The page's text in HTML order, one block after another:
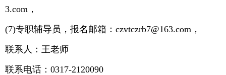
3.com，
(7)专职辅导员，报名邮箱：czvtczrb7@163.com，
联系人：王老师
联系电话：0317-2120090